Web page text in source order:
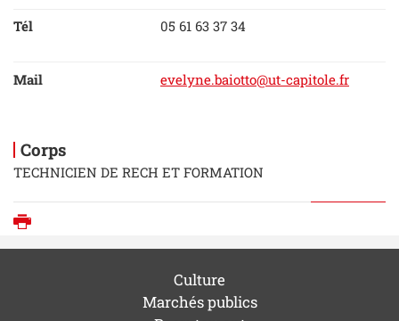
Tél 05 61 63 37 34
Mail evelyne.baiotto@ut-capitole.fr
Corps
TECHNICIEN DE RECH ET FORMATION
Culture
Marchés publics